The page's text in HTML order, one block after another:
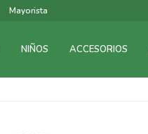
NIÑOS ACCESORIOS
Mayorista